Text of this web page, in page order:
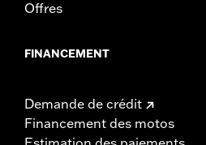
Offres
FINANCEMENT
Demande de crédit
Financement des motos